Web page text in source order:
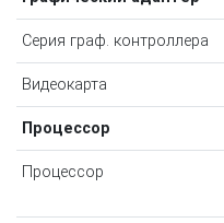
Серия граф. контроллера
Видеокарта
Процессор
Процессор